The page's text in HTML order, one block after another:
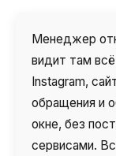
Менеджер
видит там
Instagram,
обращения и
окне, без
сервисами.